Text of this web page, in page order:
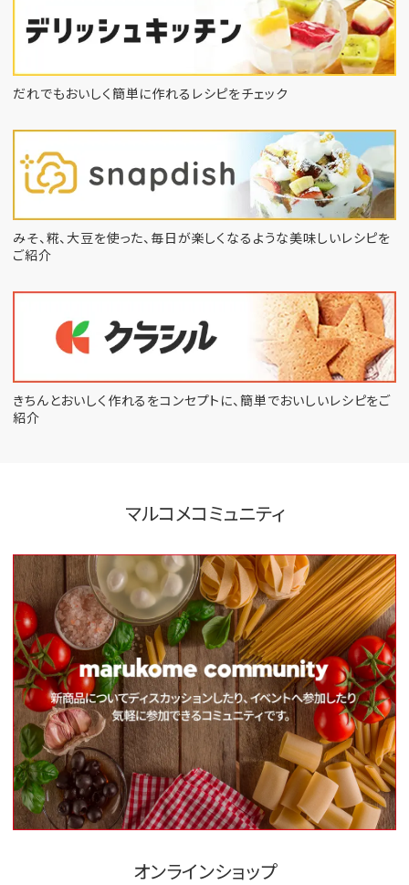
だれでもおいしく簡単に作れるレシピをチェック
みそ、糀、大豆を使った、毎日が楽しくなるような美味しいレシピを
ご紹介
きちんとおいしく作れるをコンセプトに、 簡単でおいしいレシピをご
紹介
マルコメコミュニティ
オンラインショップ